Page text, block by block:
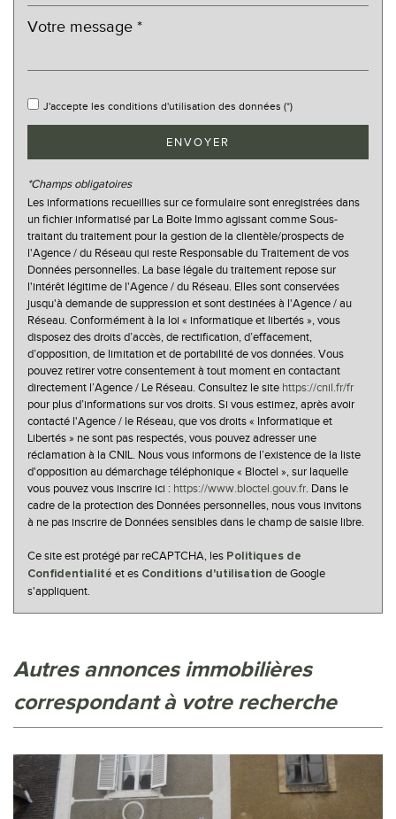
statistiques
Taxe habitation
Habitants de 25 à 55 ans
34,12 %
Habitants de plus de 55 ans
39,33 %
Nombre d'enfants par famille
0,76
Familles sans enfant
58,80 %
Familles avec 1 ou 2 enfants
32,72 %
Maisons
Appartements
46,18 %
Familles avec 3 enfants
6,31 %
J'accepte les conditions d'utilisation des données (*)
ENVOYER
*Champs obligatoires
Les informations recueillies sur ce formulaire sont enregistrées dans
un fichier informatisé par La Boite Immo agissant comme Sous-
traitant du traitement pour la gestion de la clientèle/prospects de
l'Agence / du Réseau qui reste Responsable du Traitement de vos
Données personnelles. La base légale du traitement repose sur
l'intérêt légitime de l'Agence / du Réseau. Elles sont conservées
jusqu'à demande de suppression et sont destinées à l'Agence / au
Réseau. Conformément à la loi « informatique et libertés », vous
disposez des droits d’accès, de rectification, d’effacement,
d’opposition, de limitation et de portabilité de vos données. Vous
pouvez retirer votre consentement à tout moment en contactant
directement l’Agence / Le Réseau. Consultez le site https://cnil.fr/fr
pour plus d’informations sur vos droits. Si vous estimez, après avoir
contacté l'Agence / le Réseau, que vos droits « Informatique et
Libertés » ne sont pas respectés, vous pouvez adresser une
réclamation à la CNIL. Nous vous informons de l’existence de la liste
d'opposition au démarchage téléphonique « Bloctel », sur laquelle
vous pouvez vous inscrire ici : https://www.bloctel.gouv.fr . Dans le
cadre de la protection des Données personnelles, nous vous invitons
à ne pas inscrire de Données sensibles dans le champ de saisie libre.
Ce site est protégé par reCAPTCHA, les Politiques de
Confidentialité et es Conditions d'utilisation de Google
s'appliquent.
autres annonces immobilières
correspondant à votre recherche